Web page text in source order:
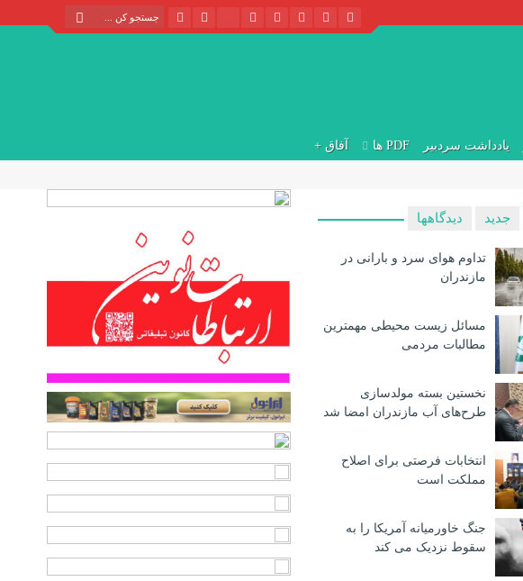
یادداشت سردبیر PDF ها آفاق +
جدید دیدگاهها
تداوم هوای سرد و بارانی در
مازندران
مسائل زیست محیطی مهمترین
مطالبات مردمی
نخستین بسته مولدسازی
طرح‌های آب مازندران امضا شد
انتخابات فرصتی برای اصلاح
مملکت است
جنگ خاورمیانه آمریکا را به
سقوط نزدیک می کند